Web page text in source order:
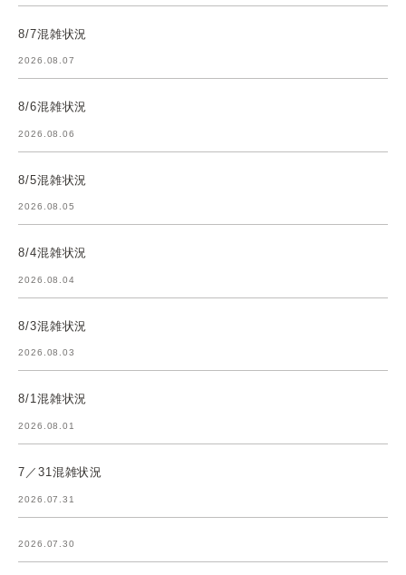
8/7混雑状況
2026.08.07
8/6混雑状況
2026.08.06
8/5混雑状況
2026.08.05
8/4混雑状況
2026.08.04
8/3混雑状況
2026.08.03
8/1混雑状況
2026.08.01
7／31混雑状況
2026.07.31
2026.07.30